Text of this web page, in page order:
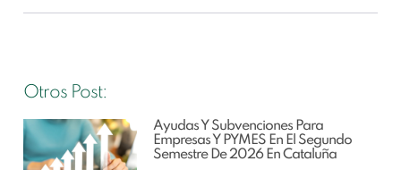
Otros Post:
Ayudas Y Subvenciones Para
Empresas Y PYMES En El Segundo
Semestre De 2026 En Cataluña